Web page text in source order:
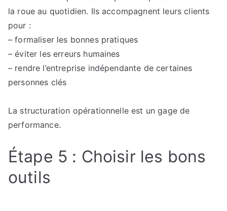
la roue au quotidien. Ils accompagnent leurs clients
pour :
– formaliser les bonnes pratiques
– éviter les erreurs humaines
– rendre l’entreprise indépendante de certaines
personnes clés
La structuration opérationnelle est un gage de
performance.
Étape 5 : Choisir les bons
outils